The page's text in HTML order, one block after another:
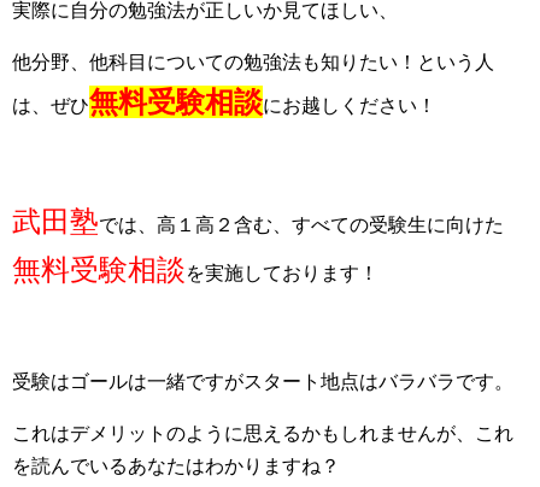
実際に自分の勉強法が正しいか見てほしい、
他分野、他科目についての勉強法も知りたい！という人
は、ぜひ無料受験相談にお越しください！
武田塾では、高１高２含む、すべての受験生に向けた
無料受験相談を実施しております！
受験はゴールは一緒ですがスタート地点はバラバラです。
これはデメリットのように思えるかもしれませんが、これ
を読んでいるあなたはわかりますね？